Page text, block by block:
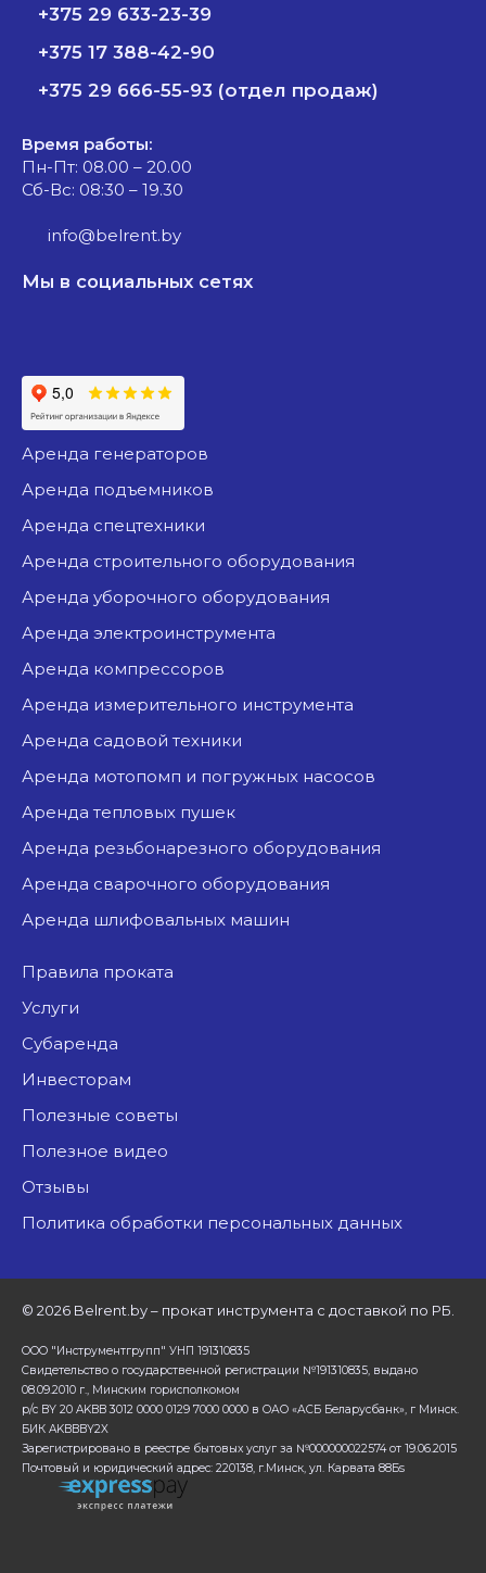
+375 29 633-23-39
+375 17 388-42-90
+375 29 666-55-93 (отдел продаж)
Время работы:
Пн-Пт: 08.00 – 20.00
Сб-Вс: 08:30 – 19.30
info@belrent.by
Мы в социальных сетях
аренда генераторов
аренда подъемников
аренда спецтехники
аренда строительного оборудования
аренда уборочного оборудования
аренда электроинструмента
аренда компрессоров
аренда измерительного инструмента
аренда садовой техники
аренда мотопомп и погружных насосов
аренда тепловых пушек
аренда резьбонарезного оборудования
аренда сварочного оборудования
аренда шлифовальных машин
Правила проката
Услуги
Субаренда
Инвесторам
Полезные советы
Полезное видео
Отзывы
Политика обработки персональных данных
© 2026 Belrent.by – прокат инструмента с доставкой по РБ.
ООО "Инструментгрупп" УНП 191310835
Свидетельство о государственной регистрации №191310835, выдано
08.09.2010 г., Минским горисполкомом
р/с BY 20 AKBB 3012 0000 0129 7000 0000 в ОАО «АСБ Беларусбанк», г Минск.
БИК AKBBBY2X
Зарегистрировано в реестре бытовых услуг за №000000022574 от 19.06.2015
Почтовый и юридический адрес: 220138, г.Минск, ул. Карвата 88Бs